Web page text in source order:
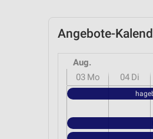
Angebote-
Aug.
03 Mo 04 Di